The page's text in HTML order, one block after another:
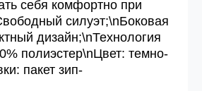
себя комфортно при
силуэт;\nБоковая
дизайн;\nТехнология
полиэстер\nЦвет: темно-
пакет зип-